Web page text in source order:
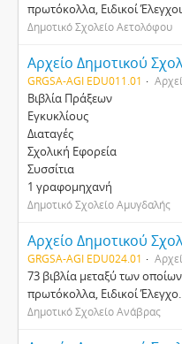
πρωτόκολλα, Ειδικοί
Δημοτικό Σχολείο Αετολόφου
Αρχείο Δημοτικού
GRGSA-AGI EDU011.01
Βιβλία Πράξεων
Εγκυκλίους
Διαταγές
Σχολική Εφορεία
Συσσίτια
1 γραφομηχανή
Δημοτικό Σχολείο Αμυγδαλής
Αρχείο Δημοτικού
GRGSA-AGI EDU024.01
73 βιβλία μεταξύ των
πρωτόκολλα, Ειδικοί Έλεγχο.
Δημοτικό Σχολείο Ανάβρας